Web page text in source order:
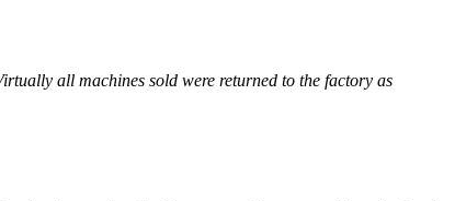
all machines sold were returned to the factory as